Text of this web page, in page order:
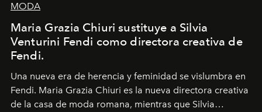
MODA
Maria Grazia Chiuri sustituye a Silvia
Venturini Fendi como directora creativa de
Fendi.
Una nueva era de herencia y feminidad se vislumbra en
Fendi. Maria Grazia Chiuri es la nueva directora creativa
de la casa de moda romana, mientras que Silvia